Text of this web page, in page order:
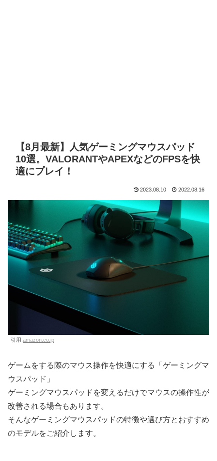
【8月最新】人気ゲーミングマウスパッド
10選。VALORANTやAPEXなどのFPSを快
適にプレイ！
2023.08.10 2022.08.16
引用:amazon.co.jp
ゲームをする際のマウス操作を快適にする「ゲーミングマ
ウスパッド」
ゲーミングマウスパッドを変えるだけでマウスの操作性が
改善される場合もあります。
そんなゲーミングマウスパッドの特徴や選び方とおすすめ
のモデルをご紹介します。